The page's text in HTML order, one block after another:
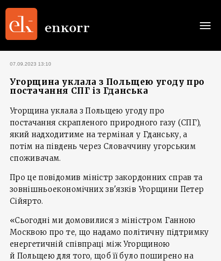
07.09.2023 13:10
Угорщина уклала з Польщею угоду про
постачання CПГ із Гданська
Угорщина уклала з Польщею угоду про
постачання скрапленого природного газу (СПГ),
який надходитиме на термінал у Гданську, а
потім на південь через Словаччину угорським
споживачам.
Про це повідомив міністр закордонних справ та
зовнішньоекономічних зв'язків Угорщини Петер
Сійярто.
«Сьогодні ми домовилися з міністром Ганною
Москвою про те, що надамо політичну підтримку
енергетичній співпраці між Угорщиною
й Польщею для того, щоб її було поширено на